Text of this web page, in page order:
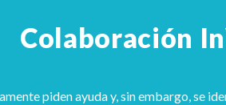
Colaboración
piden ayuda y, sin embargo, se